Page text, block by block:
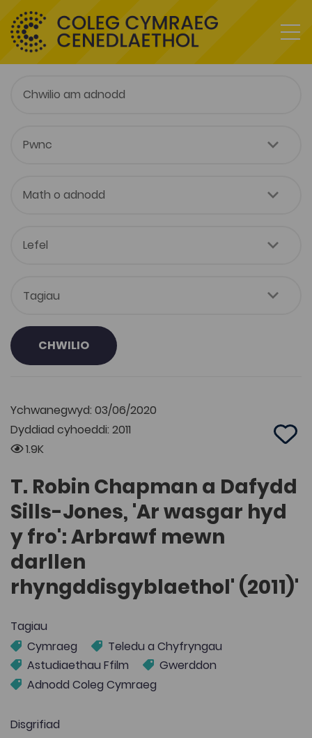
CHWILIO
Ychwanegwyd: 03/06/2020
Dyddiad cyhoeddi: 2011
1.9K
Add
T. Robin Chapman a Dafydd
Sills-Jones, 'Ar wasgar hyd
y fro': Arbrawf mewn
darllen
rhyngddisgyblaethol' (2011)'
Tagiau
Cymraeg
Teledu a Chyfryngau
Astudiaethau Ffilm
Gwerddon
Adnodd Coleg Cymraeg
Disgrifiad